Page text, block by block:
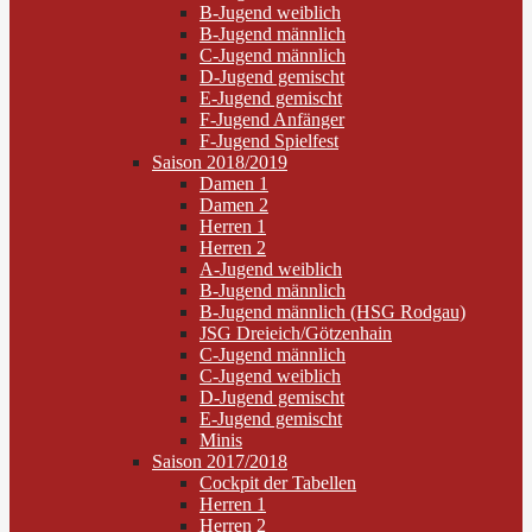
B-Jugend weiblich
B-Jugend männlich
C-Jugend männlich
D-Jugend gemischt
E-Jugend gemischt
F-Jugend Anfänger
F-Jugend Spielfest
Saison 2018/2019
Damen 1
Damen 2
Herren 1
Herren 2
A-Jugend weiblich
B-Jugend männlich
B-Jugend männlich (HSG Rodgau)
JSG Dreieich/Götzenhain
C-Jugend männlich
C-Jugend weiblich
D-Jugend gemischt
E-Jugend gemischt
Minis
Saison 2017/2018
Cockpit der Tabellen
Herren 1
Herren 2